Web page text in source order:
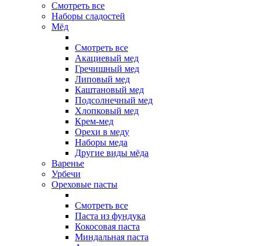
Смотреть все
Наборы сладостей
Мёд
Смотреть все
Акациевый мед
Гречишный мед
Липовый мед
Каштановый мед
Подсолнечный мед
Хлопковый мед
Крем-мед
Орехи в меду
Наборы меда
Другие виды мёда
Варенье
Урбечи
Ореховые пасты
Смотреть все
Паста из фундука
Кокосовая паста
Миндальная паста